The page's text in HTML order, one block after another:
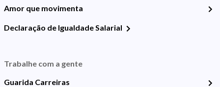
Amor que movimenta
Declaração de Igualdade Salarial
Trabalhe com a gente
Guarida Carreiras